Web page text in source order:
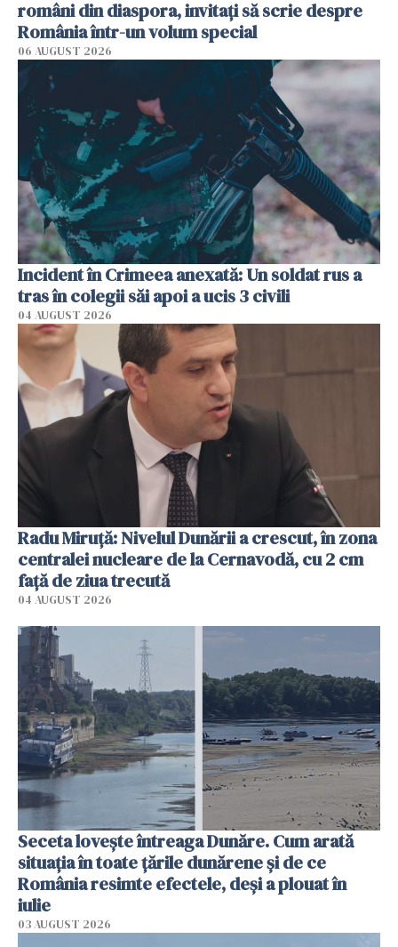
români din diaspora, invitați să scrie despre
România într-un volum special
06 AUGUST 2026
Incident în Crimeea anexată: Un soldat rus a
tras în colegii săi apoi a ucis 3 civili
04 AUGUST 2026
Radu Miruţă: Nivelul Dunării a crescut, în zona
centralei nucleare de la Cernavodă, cu 2 cm
faţă de ziua trecută
04 AUGUST 2026
Seceta lovește întreaga Dunăre. Cum arată
situația în toate țările dunărene și de ce
România resimte efectele, deși a plouat în
iulie
03 AUGUST 2026